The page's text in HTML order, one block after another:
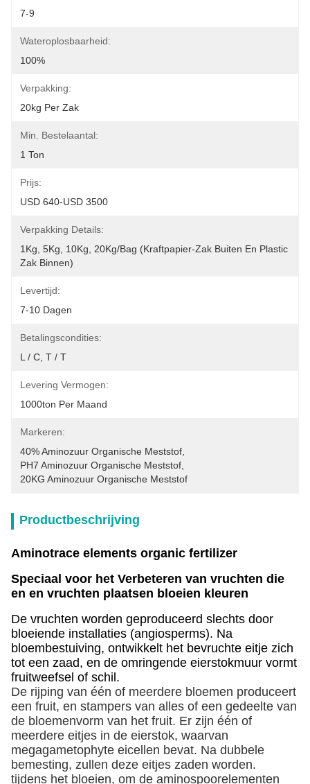
7-9
Wateroplosbaarheid:
100%
Verpakking:
20kg Per Zak
Min. Bestelaantal:
1 Ton
Prijs:
USD 640-USD 3500
Verpakking Details:
1Kg, 5Kg, 10Kg, 20Kg/Bag (Kraftpapier-Zak Buiten En Plastic
Zak Binnen)
Levertijd:
7-10 Dagen
Betalingscondities:
L / C, T / T
Levering Vermogen:
1000ton Per Maand
Markeren:
40% Aminozuur Organische Meststof
PH7 Aminozuur Organische Meststof
20KG Aminozuur Organische Meststof
Productbeschrijving
Aminotrace elements organic fertilizer
Speciaal voor het Verbeteren van vruchten die
en en vruchten plaatsen bloeien kleuren
De vruchten worden geproduceerd slechts door
bloeiende installaties (angiosperms). Na
bloembestuiving, ontwikkelt het bevruchte eitje zich
tot een zaad, en de omringende eierstokmuur vormt
fruitweefsel of schil.
De rijping van één of meerdere bloemen produceert
een fruit, en stampers van alles of een gedeelte van
de bloemenvorm van het fruit. Er zijn één of
meerdere eitjes in de eierstok, waarvan
megagametophyte eicellen bevat. Na dubbele
bemesting, zullen deze eitjes zaden worden.
tijdens het bloeien, om de aminospoorelementen